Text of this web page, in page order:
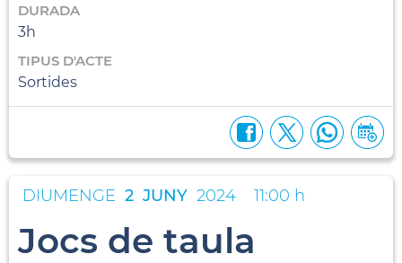
DURADA
3h
TIPUS D'ACTE
Sortides
DIUMENGE 2 JUNY 2024 11:00 h
Jocs de taula